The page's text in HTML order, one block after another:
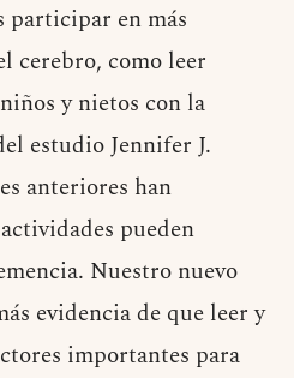
participar en más
cerebro, como leer
y nietos con la
estudio Jennifer J.
anteriores han
pueden
Nuestro nuevo
evidencia de que leer y
importantes para